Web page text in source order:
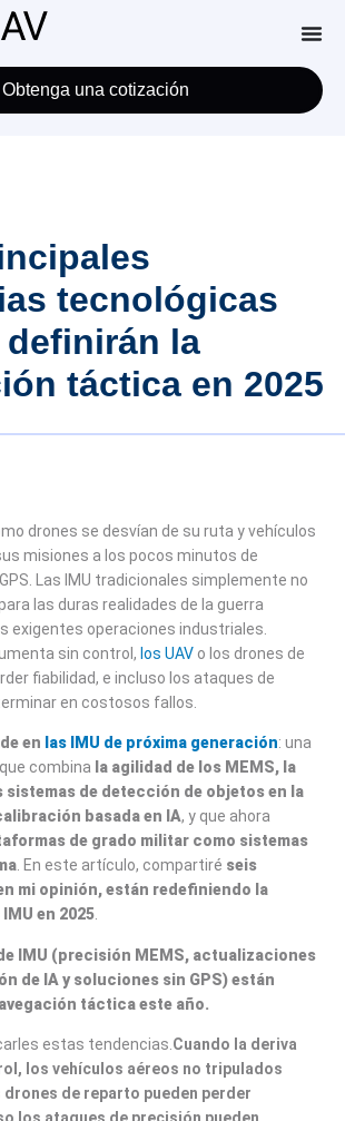
Obtenga una cotización
tecnológicas
definirán la
táctica en 2025
drones se desvían de su ruta y vehículos
misiones a los pocos minutos de
Las IMU tradicionales simplemente no
las duras realidades de la guerra
exigentes operaciones industriales.
sin control, los UAV o los drones de
fiabilidad, e incluso los ataques de
en costosos fallos.
en las IMU de próxima generación: una
combina la agilidad de los MEMS, la
sistemas de detección de objetos en la
basada en IA, y que ahora
de grado militar como sistemas
. En este artículo, compartiré seis
mi opinión, están redefiniendo la
en 2025.
IMU (precisión MEMS, actualizaciones
de IA y soluciones sin GPS) están
táctica este año.
estas tendencias. Cuando la deriva
los vehículos aéreos no tripulados
de reparto pueden perder